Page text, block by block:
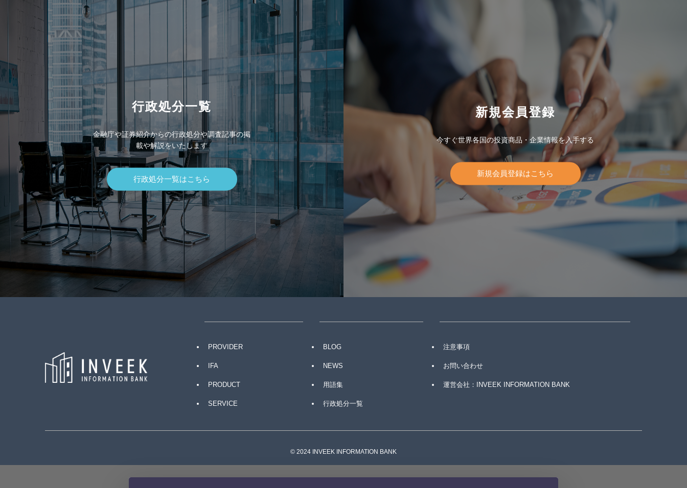
行政処分一覧
金融庁や証券紹介からの行政処分や調査記事の掲
載や解説をいたします
行政処分一覧はこちら
新規会員登録
今すぐ世界各国の投資商品・企業情報を入手する
新規会員登録はこちら
PROVIDER
IFA
PRODUCT
SERVICE
BLOG
NEWS
用語集
行政処分一覧
注意事項
お問い合わせ
運営会社：INVEEK INFORMATION BANK
© 2024 INVEEK INFORMATION BANK